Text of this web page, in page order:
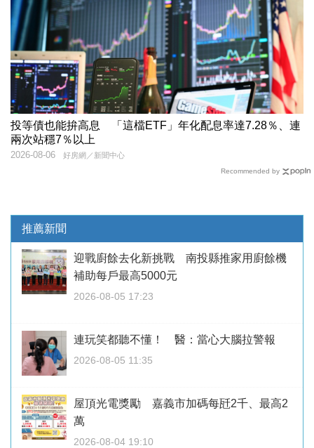
投等債也能拚高息 「這檔ETF」年化配息率達7.28％、連
兩次站穩7％以上
好房網／新聞中心
2026-08-06
Recommended by
推薦新聞
迎戰廚餘去化新挑戰 南投縣推家用廚餘機
補助每戶最高5000元
2026-08-05 17:23
連玩笑都聽不懂！ 醫：當心大腦拉警報
2026-08-05 11:35
屋頂光電獎勵 嘉義市加碼每瓩2千、最高2
萬
2026-08-04 19:10